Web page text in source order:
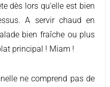
A servir chaud en
bien fraîche ou plus
principal ! Miam !
ne comprend pas de